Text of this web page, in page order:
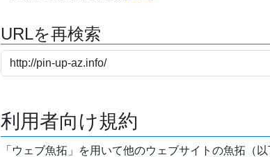
URLを再検索
利用者向け規約
「ウェブ魚拓」を用いて他のウェブサイトの魚拓（